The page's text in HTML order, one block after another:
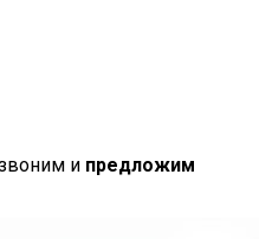
и предложим